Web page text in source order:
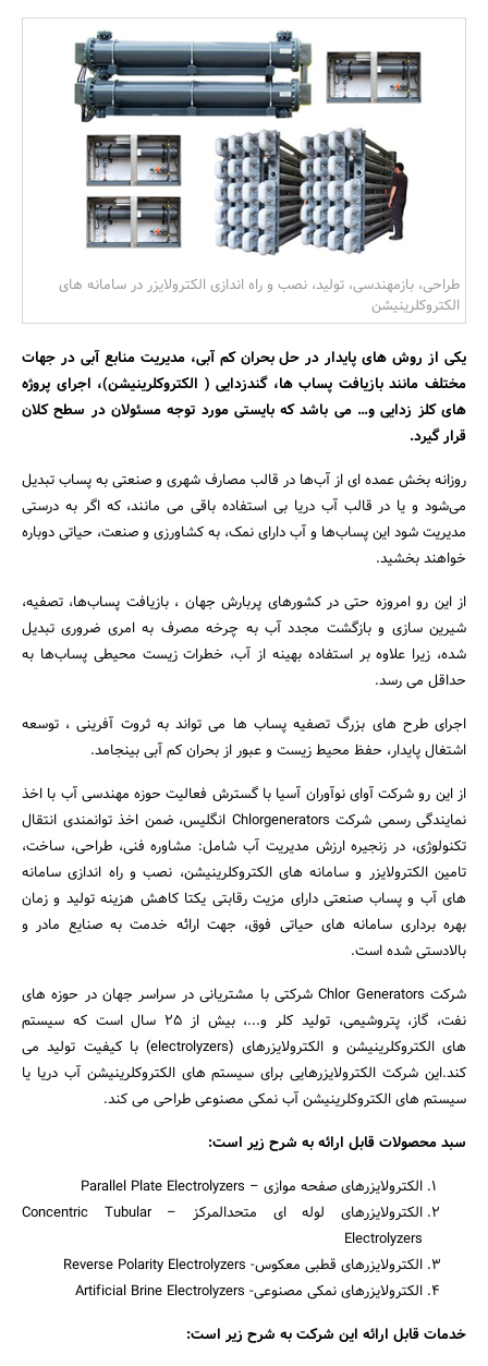
بانک، بیمه و سرمایه
مسکن و ساختمان
جستجو
طراحی، بازمهندسی، تولید، نصب و راه اندازی الکترولایزر در سامانه های
الکتروکلرینیشن
یکی از روش های پایدار در حل بحران کم آبی، مدیریت منابع آبی در جهات
مختلف مانند بازیافت پساب ها، گندزدایی ( الکتروکلرینیشن)، اجرای پروژه
های کلز زدایی و… می باشد که بایستی مورد توجه مسئولان در سطح کلان
قرار گیرد.
روزانه بخش عمده ای از آب‌ها در قالب مصارف شهری و صنعتی به پساب تبدیل
می‌شود و یا در قالب آب دریا بی استفاده باقی می مانند، که اگر به درستی
مدیریت شود این پساب‌ها و آب دارای نمک، به کشاورزی و صنعت، حیاتی دوباره
خواهند بخشید.
از این رو امروزه حتی در کشورهای پربارش جهان ، بازیافت پساب‌ها، تصفیه،
شیرین سازی و بازگشت مجدد آب به چرخه مصرف به امری ضروری تبدیل
شده، زیرا علاوه بر استفاده بهینه از آب، خطرات زیست محیطی پساب‌ها به
حداقل می رسد.
اجرای طرح های بزرگ تصفیه پساب ها می تواند به ثروت آفرینی ، توسعه
اشتغال پایدار، حفظ محیط زیست و عبور از بحران کم آبی بینجامد.
از این رو شرکت آوای نوآوران آسیا با گسترش فعالیت حوزه مهندسی آب با اخذ
نمایندگی رسمی شرکت Chlorgenerators انگلیس، ضمن اخذ توانمندی انتقال
تکنولوژی، در زنجیره ارزش مدیریت آب شامل: مشاوره فنی، طراحی، ساخت،
تامین الکترولایزر و سامانه های الکتروکلرینیشن، نصب و راه اندازی سامانه
های آب و پساب صنعتی دارای مزیت رقابتی یکتا کاهش هزینه تولید و زمان
بهره برداری سامانه های حیاتی فوق، جهت ارائه خدمت به صنایع مادر و
بالادستی شده است.
شرکت Chlor Generators شرکتی با مشتریانی در سراسر جهان در حوزه های
نفت، گاز، پتروشیمی، تولید کلر و...، بیش از 25 سال است که سیستم
های الکتروکلرینیشن و الکترولایزرهای (electrolyzers) با کیفیت تولید می
کند.این شرکت الکترولایزرهایی برای سیستم های الکتروکلرینیشن آب دریا یا
سیستم های الکتروکلرینیشن آب نمکی مصنوعی طراحی می کند.
سبد محصولات قابل ارائه به شرح زیر است:
الکترولایزرهای صفحه موازی – Parallel Plate Electrolyzers
الکترولایزرهای لوله ای متحدالمرکز – Concentric Tubular
Electrolyzers
الکترولایزرهای قطبی معکوس- Reverse Polarity Electrolyzers
الکترولایزرهای نمکی مصنوعی- Artificial Brine Electrolyzers
خدمات قابل ارائه این شرکت به شرح زیر است: